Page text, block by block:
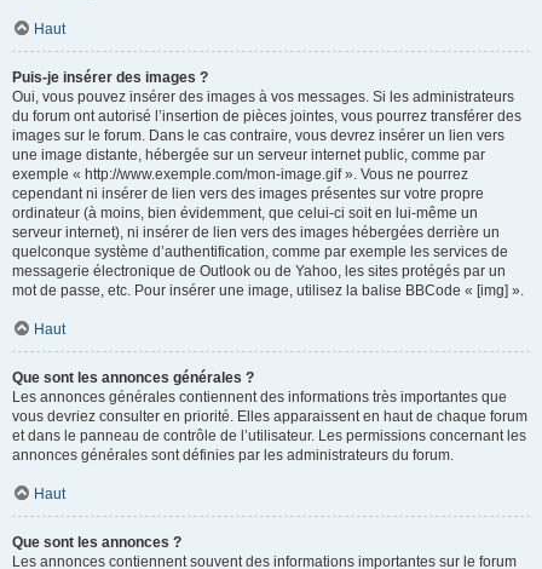
Haut
Puis-je insérer des images ?
Oui, vous pouvez insérer des images à vos messages. Si les administrateurs
du forum ont autorisé l’insertion de pièces jointes, vous pourrez transférer des
images sur le forum. Dans le cas contraire, vous devrez insérer un lien vers
une image distante, hébergée sur un serveur internet public, comme par
exemple « http://www.exemple.com/mon-image.gif ». Vous ne pourrez
cependant ni insérer de lien vers des images présentes sur votre propre
ordinateur (à moins, bien évidemment, que celui-ci soit en lui-même un
serveur internet), ni insérer de lien vers des images hébergées derrière un
quelconque système d’authentification, comme par exemple les services de
messagerie électronique de Outlook ou de Yahoo, les sites protégés par un
mot de passe, etc. Pour insérer une image, utilisez la balise BBCode « [img] ».
Haut
Que sont les annonces générales ?
Les annonces générales contiennent des informations très importantes que
vous devriez consulter en priorité. Elles apparaissent en haut de chaque forum
et dans le panneau de contrôle de l’utilisateur. Les permissions concernant les
annonces générales sont définies par les administrateurs du forum.
Haut
Que sont les annonces ?
Les annonces contiennent souvent des informations importantes sur le forum